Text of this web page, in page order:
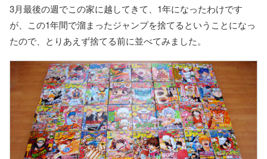
3月最後の週でこの家に越してきて、1年になったわけです
が、この1年間で溜まったジャンプを捨てるということになっ
たので、とりあえず捨てる前に並べてみました。